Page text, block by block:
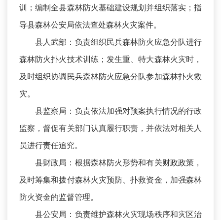
训；编制全县森林防火基础建设规划并组织落实；指
导县森林公安局依法查处森林火灾案件。
县人武部：负责组织民兵森林防火应急分队进行
森林防火扑火技术训练；发生重、特大森林火灾时，
及时组织协调民兵森林防火应急分队参加森林扑火救
灾。
县监察局：负责依法加强对预案执行情况的行政
监察，督促有关部门认真履行职责，并依法对相关人
员进行责任追究。
县财政局：根据森林防火形势和有关财政政策，
及时筹集和拨付森林火灾预防、扑救资金，加强森林
防火资金的监督管理。
县公安局：负责维护森林火灾现场秩序和灾区治